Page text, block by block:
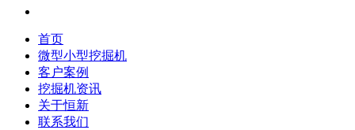
首页
微型小型挖掘机
客户案例
挖掘机资讯
关于恒新
联系我们